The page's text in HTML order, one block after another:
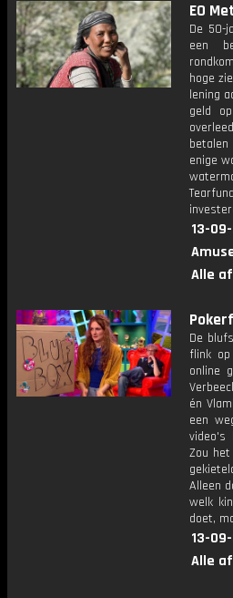
EO
De 50-
een
hoge
lening
geld
enige
13-
Alle
De
flink
online
én
een
video's
Zou
Alleen
welk
doet,
13-
Alle